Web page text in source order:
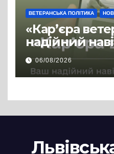
ВЕТЕРАНСЬКА ПОЛІТИКА
«Кар’єра
надійний
цивільній
06/08/2026